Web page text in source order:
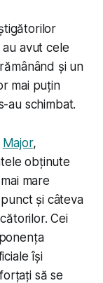
avut cele
și un
mai puțin
au schimbat.
Major,
obținute
mare
și câteva
Cei
își
să se